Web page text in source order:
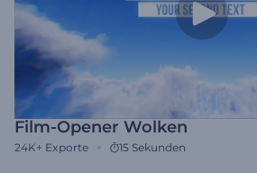
Film-Opener Wolken
24K+ Exporte 15 Sekunden